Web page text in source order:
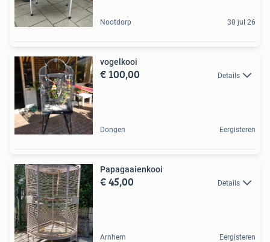
Nootdorp 30 jul 26
vogelkooi
€ 100,00 Details
Dongen Eergisteren
Papagaaienkooi
€ 45,00 Details
Arnhem Eergisteren